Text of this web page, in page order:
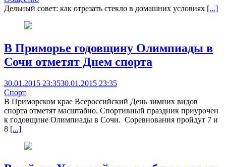
Дельный совет: как отрезать стекло в домашних условиях [...]
В Приморье годовщину Олимпиады в
Сочи отметят Днем спорта
30.01.2015 23:3530.01.2015 23:35
Спорт
В Приморском крае Всероссийский День зимних видов
спорта отметят масштабно. Спортивный праздник приурочен
к годовщине Олимпиады в Сочи. Соревнования пройдут 7 и
8 [...]